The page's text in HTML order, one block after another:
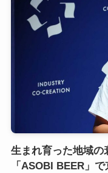
生まれ育った地域
「ASOBI BEER」